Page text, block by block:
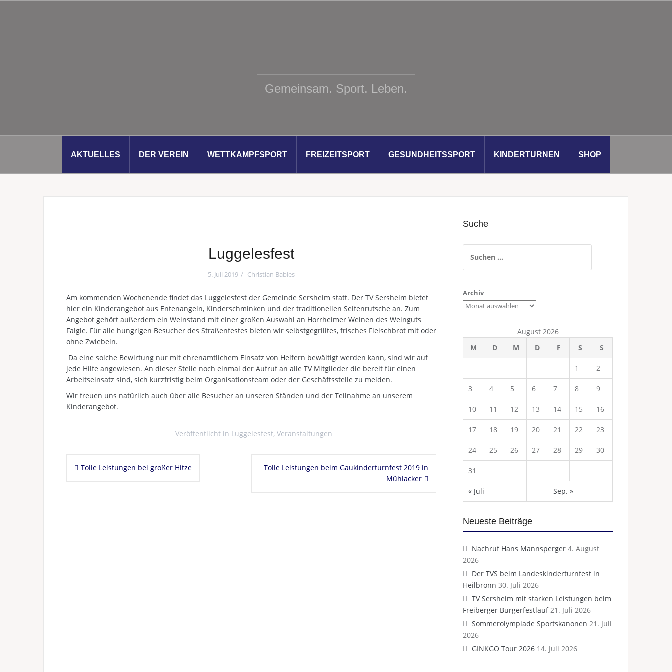
Gemeinsam. Sport. Leben.
AKTUELLES DER VEREIN WETTKAMPFSPORT FREIZEITSPORT GESUNDHEITSSPORT KINDERTURNEN SHOP
Luggelesfest
5. Juli 2019 Christian Babies
Am kommenden Wochenende findet das Luggelesfest der Gemeinde Sersheim statt. Der TV Sersheim bietet
hier ein Kinderangebot aus Entenangeln, Kinderschminken und der traditionellen Seifenrutsche an. Zum
Angebot gehört außerdem ein Weinstand mit einer großen Auswahl an Horrheimer Weinen des Weinguts
Faigle. Für alle hungrigen Besucher des Straßenfestes bieten wir selbstgegrilltes, frisches Fleischbrot mit oder
ohne Zwiebeln.
Da eine solche Bewirtung nur mit ehrenamtlichem Einsatz von Helfern bewältigt werden kann, sind wir auf
jede Hilfe angewiesen. An dieser Stelle noch einmal der Aufruf an alle TV Mitglieder die bereit für einen
Arbeitseinsatz sind, sich kurzfristig beim Organisationsteam oder der Geschäftsstelle zu melden.
Wir freuen uns natürlich auch über alle Besucher an unseren Ständen und der Teilnahme an unserem
Kinderangebot.
Veröffentlicht in Luggelesfest, Veranstaltungen
Beitragsnavigation
Tolle Leistungen bei großer Hitze
Tolle Leistungen beim Gaukinderturnfest 2019 in
Mühlacker
Suche
nach:
Archiv
August 2026
M
D M D F S S
1 2
3 4 5 6 7 8 9
10 11 12 13 14 15 16
17 18 19 20 21 22 23
24 25 26 27 28 29 30
31
« Juli Sep. »
Neueste Beiträge
Nachruf Hans Mannsperger 4. August
2026
Der TVS beim Landeskinderturnfest in
Heilbronn 30. Juli 2026
TV Sersheim mit starken Leistungen beim
Freiberger Bürgerfestlauf 21. Juli 2026
Sommerolympiade Sportskanonen 21. Juli
2026
GINKGO Tour 2026 14. Juli 2026